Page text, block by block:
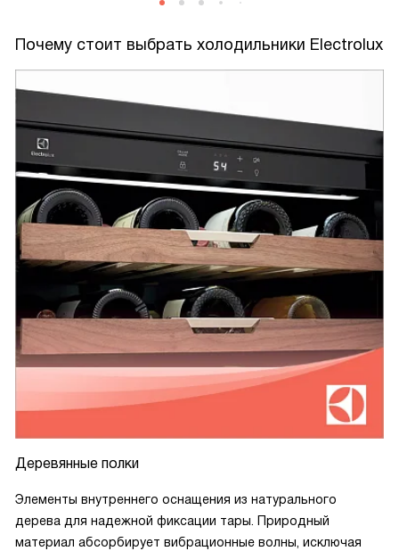
Почему стоит выбрать холодильники Electrolux
Деревянные полки
Элементы внутреннего оснащения из натурального
дерева для надежной фиксации тары. Природный
материал абсорбирует вибрационные волны, исключая